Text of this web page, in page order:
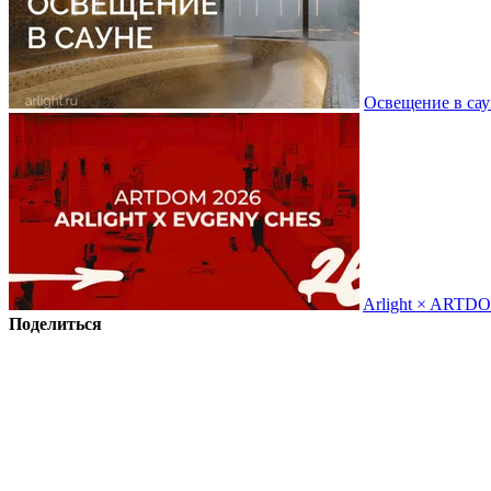
Освещение в
Arlight ×
Поделиться